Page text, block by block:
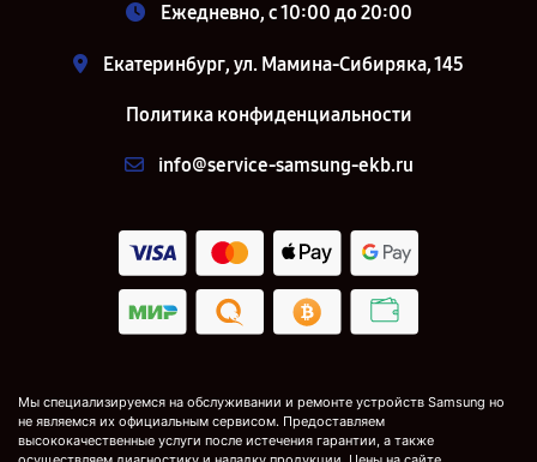
Ежедневно, с 10:00 до 20:00
Екатеринбург, ул. Мамина-Сибиряка, 145
Политика конфиденциальности
info@service-samsung-ekb.ru
Мы специализируемся на обслуживании и ремонте устройств Samsung но
не являемся их официальным сервисом. Предоставляем
высококачественные услуги после истечения гарантии, а также